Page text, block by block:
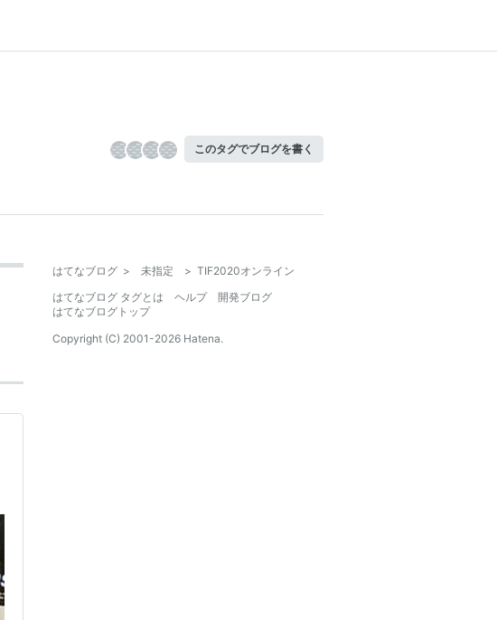
このタグでブログを書く
はてなブログ > 未指定 > TIF2020オンライン
はてなブログ タグとは
ヘルプ
開発ブログ
はてなブログトップ
Copyright (C) 2001-2026 Hatena.